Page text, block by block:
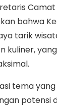
bahwa
tarik
kuliner,
tema
potensi